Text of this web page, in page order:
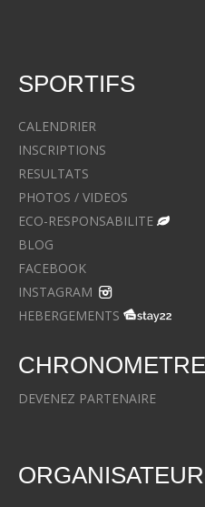
SPORTIFS
CALENDRIER
INSCRIPTIONS
RESULTATS
PHOTOS / VIDEOS
ECO-RESPONSABILITE
BLOG
FACEBOOK
INSTAGRAM
HEBERGEMENTS
DEVENEZ PARTENAIRE